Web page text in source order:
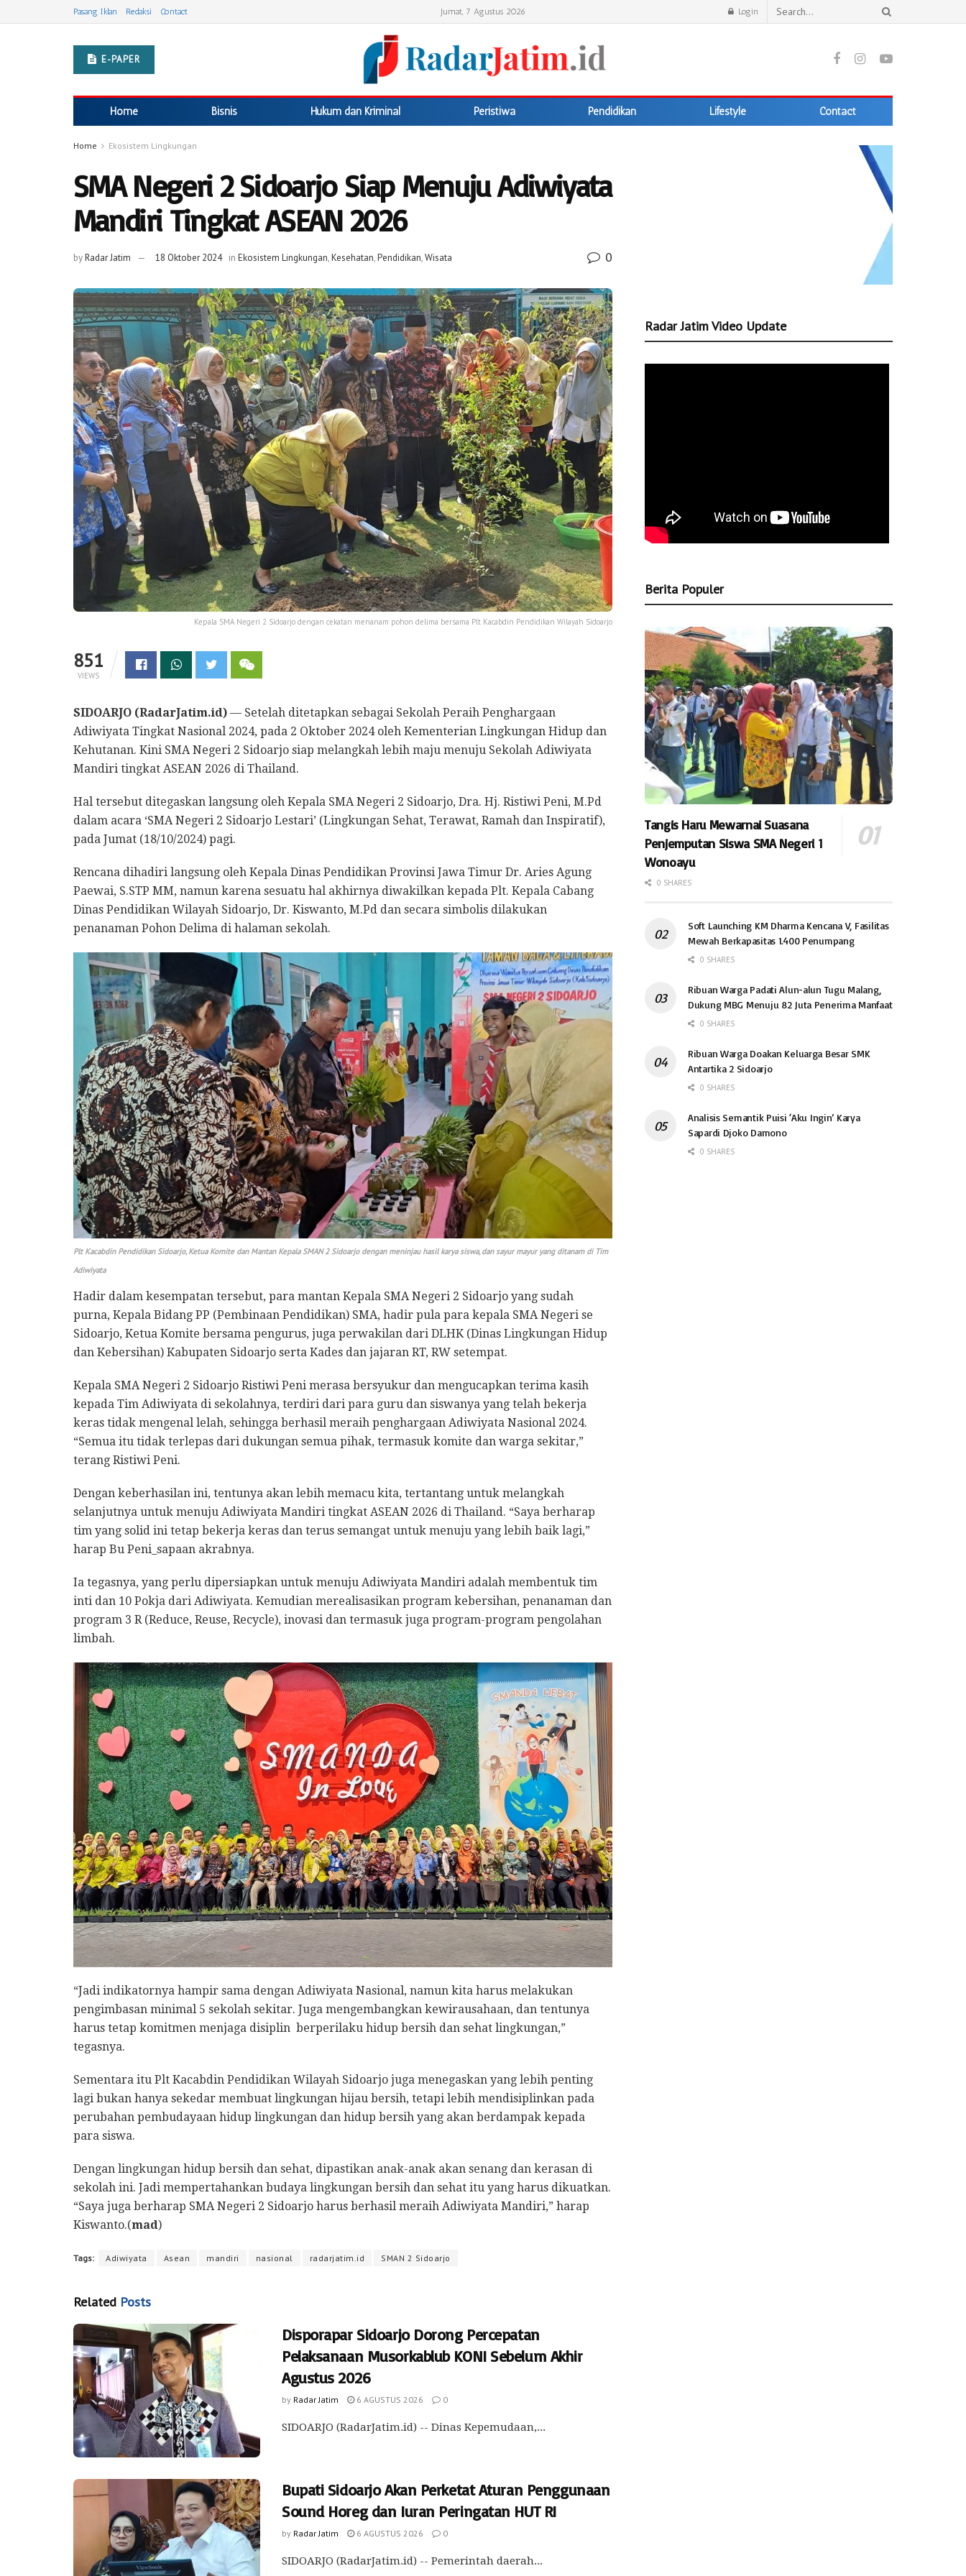
Pasang Iklan Redaksi Contact Jumat, 7 Agustus 2026 Login
E-PAPER
Home Bisnis Hukum dan Kriminal Peristiwa Pendidikan Lifestyle Contact
Home Ekosistem Lingkungan
SMA Negeri 2 Sidoarjo Siap Menuju Adiwiyata
Mandiri Tingkat ASEAN 2026
byRadar Jatim 18 Oktober 2024 in Ekosistem Lingkungan,Kesehatan,Pendidikan,Wisata 0
Kepala SMA Negeri 2 Sidoarjo dengan cekatan menanam pohon delima bersama Plt Kacabdin Pendidikan Wilayah Sidoarjo
851
VIEWS
SIDOARJO (RadarJatim.id) — Setelah ditetapkan sebagai Sekolah Peraih Penghargaan
Adiwiyata Tingkat Nasional 2024, pada 2 Oktober 2024 oleh Kementerian Lingkungan Hidup dan
Kehutanan. Kini SMA Negeri 2 Sidoarjo siap melangkah lebih maju menuju Sekolah Adiwiyata
Mandiri tingkat ASEAN 2026 di Thailand.
Hal tersebut ditegaskan langsung oleh Kepala SMA Negeri 2 Sidoarjo, Dra. Hj. Ristiwi Peni, M.Pd
dalam acara ‘SMA Negeri 2 Sidoarjo Lestari’ (Lingkungan Sehat, Terawat, Ramah dan Inspiratif),
pada Jumat (18/10/2024) pagi.
Rencana dihadiri langsung oleh Kepala Dinas Pendidikan Provinsi Jawa Timur Dr. Aries Agung
Paewai, S.STP MM, namun karena sesuatu hal akhirnya diwakilkan kepada Plt. Kepala Cabang
Dinas Pendidikan Wilayah Sidoarjo, Dr. Kiswanto, M.Pd dan secara simbolis dilakukan
penanaman Pohon Delima di halaman sekolah.
Plt Kacabdin Pendidikan Sidoarjo, Ketua Komite dan Mantan Kepala SMAN 2 Sidoarjo dengan meninjau hasil karya siswa, dan sayur mayur yang ditanam di Tim
Adiwiyata
Hadir dalam kesempatan tersebut, para mantan Kepala SMA Negeri 2 Sidoarjo yang sudah
purna, Kepala Bidang PP (Pembinaan Pendidikan) SMA, hadir pula para kepala SMA Negeri se
Sidoarjo, Ketua Komite bersama pengurus, juga perwakilan dari DLHK (Dinas Lingkungan Hidup
dan Kebersihan) Kabupaten Sidoarjo serta Kades dan jajaran RT, RW setempat.
Kepala SMA Negeri 2 Sidoarjo Ristiwi Peni merasa bersyukur dan mengucapkan terima kasih
kepada Tim Adiwiyata di sekolahnya, terdiri dari para guru dan siswanya yang telah bekerja
keras tidak mengenal lelah, sehingga berhasil meraih penghargaan Adiwiyata Nasional 2024.
“Semua itu tidak terlepas dari dukungan semua pihak, termasuk komite dan warga sekitar,”
terang Ristiwi Peni.
Dengan keberhasilan ini, tentunya akan lebih memacu kita, tertantang untuk melangkah
selanjutnya untuk menuju Adiwiyata Mandiri tingkat ASEAN 2026 di Thailand. “Saya berharap
tim yang solid ini tetap bekerja keras dan terus semangat untuk menuju yang lebih baik lagi,”
harap Bu Peni_sapaan akrabnya.
Ia tegasnya, yang perlu dipersiapkan untuk menuju Adiwiyata Mandiri adalah membentuk tim
inti dan 10 Pokja dari Adiwiyata. Kemudian merealisasikan program kebersihan, penanaman dan
program 3 R (Reduce, Reuse, Recycle), inovasi dan termasuk juga program-program pengolahan
limbah.
“Jadi indikatornya hampir sama dengan Adiwiyata Nasional, namun kita harus melakukan
pengimbasan minimal 5 sekolah sekitar. Juga mengembangkan kewirausahaan, dan tentunya
harus tetap komitmen menjaga disiplin berperilaku hidup bersih dan sehat lingkungan,”
tegasnya.
Sementara itu Plt Kacabdin Pendidikan Wilayah Sidoarjo juga menegaskan yang lebih penting
lagi bukan hanya sekedar membuat lingkungan hijau bersih, tetapi lebih mendisiplinkan pada
perubahan pembudayaan hidup lingkungan dan hidup bersih yang akan berdampak kepada
para siswa.
Dengan lingkungan hidup bersih dan sehat, dipastikan anak-anak akan senang dan kerasan di
sekolah ini. Jadi mempertahankan budaya lingkungan bersih dan sehat itu yang harus dikuatkan.
“Saya juga berharap SMA Negeri 2 Sidoarjo harus berhasil meraih Adiwiyata Mandiri,” harap
Kiswanto.(mad)
Tags: Adiwiyata Asean mandiri nasional radarjatim.id SMAN 2 Sidoarjo
Related Posts
Disporapar Sidoarjo Dorong Percepatan
Pelaksanaan Musorkablub KONI Sebelum Akhir
Agustus 2026
by Radar Jatim 6 AGUSTUS 2026 0
SIDOARJO (RadarJatim.id) -- Dinas Kepemudaan,...
Bupati Sidoarjo Akan Perketat Aturan Penggunaan
Sound Horeg dan Iuran Peringatan HUT RI
by Radar Jatim 6 AGUSTUS 2026 0
SIDOARJO (RadarJatim.id) -- Pemerintah daerah...
Radar Jatim Video Update
Berita Populer
Tangis Haru Mewarnai Suasana
Penjemputan Siswa SMA Negeri 1
Wonoayu
0 SHARES
Soft Launching KM Dharma Kencana V, Fasilitas
Mewah Berkapasitas 1.400 Penumpang
0 SHARES
Ribuan Warga Padati Alun-alun Tugu Malang,
Dukung MBG Menuju 82 Juta Penerima Manfaat
0 SHARES
Ribuan Warga Doakan Keluarga Besar SMK
Antartika 2 Sidoarjo
0 SHARES
Analisis Semantik Puisi ‘Aku Ingin’ Karya
Sapardi Djoko Damono
0 SHARES